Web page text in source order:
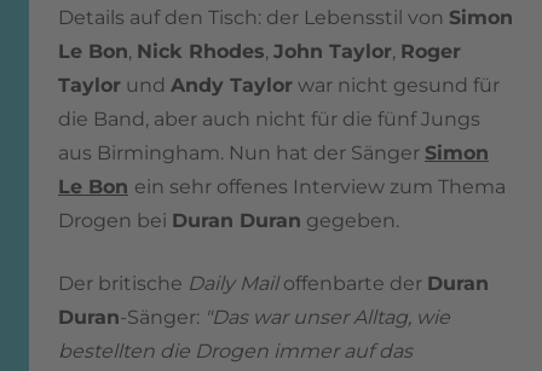
Details auf den Tisch: der Lebensstil von Simon
Le Bon, Nick Rhodes, John Taylor, Roger
Taylor und Andy Taylor war nicht gesund für
die Band, aber auch nicht für die fünf Jungs
aus Birmingham. Nun hat der Sänger Simon
Le Bon ein sehr offenes Interview zum Thema
Drogen bei Duran Duran gegeben.
Der britische Daily Mailoffenbarte der Duran
Duran-Sänger: "Das war unser Alltag, wie
bestellten die Drogen immer auf das